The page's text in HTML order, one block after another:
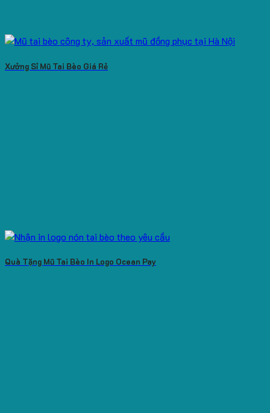
Xưởng Sỉ Mũ Tai Bèo Giá Rẻ
Quà Tặng Mũ Tai Bèo In Logo Ocean Pay